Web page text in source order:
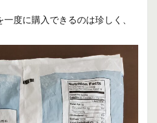
度に購入できるのは珍しく、